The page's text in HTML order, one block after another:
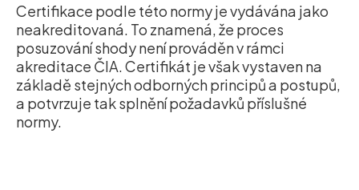
Certifikace podle této normy je vydávána jako
neakreditovaná. To znamená, že proces
posuzování shody není prováděn v rámci
akreditace ČIA. Certifikát je však vystaven na
základě stejných odborných principů a postupů,
a potvrzuje tak splnění požadavků příslušné
normy.